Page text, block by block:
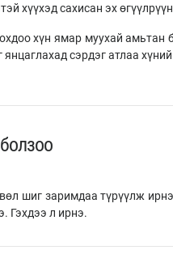
хүүхэд сахисан эх
хүн ямар муухай амьтан
янцаглахад сэрдэг атлаа
шиг заримдаа түрүүлж
Гэхдээ л ирнэ.